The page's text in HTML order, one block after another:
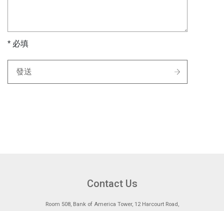
* 必填
發送
Contact Us
Room 508, Bank of America Tower, 12 Harcourt Road,